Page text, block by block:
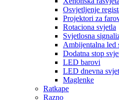
Osvjetljenje
Projektori za
Rotaciona svjetla
Svjetlosna
Ambijentalna led
Dodatna stop
LED barovi
LED dnevna
Maglenke
Ratkape
Razno